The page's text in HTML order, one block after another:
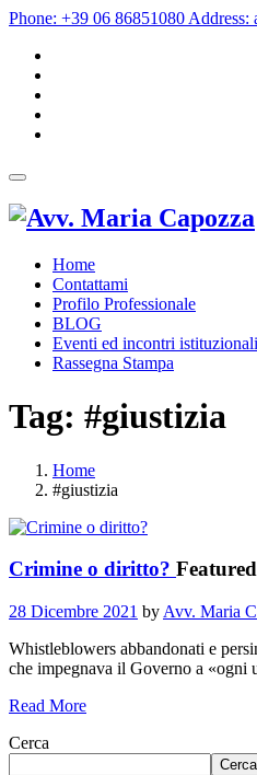
Phone: +39 06 86851080 Address:
Home
Contattami
Profilo Professionale
BLOG
Eventi ed incontri istituzionali
Rassegna Stampa
Tag: #giustizia
Home
#giustizia
Crimine o diritto? Featured
28 Dicembre 2021 by Avv. Maria
Whistleblowers abbandonati e
che impegnava il Governo a «ogni
Read More
Cerca
Cerca